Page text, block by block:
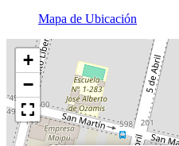
Mapa de Ubicación
+
−